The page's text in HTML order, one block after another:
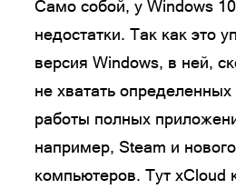
Само собой, у Windows
недостатки. Так как это
версия Windows, в ней,
не хватать
работы полных
например, Steam и
компьютеров. Тут xCloud